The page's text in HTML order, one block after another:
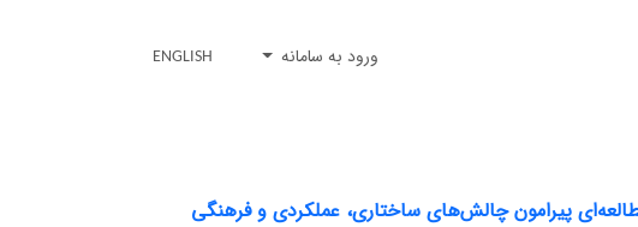
ورود به سامانه ENGLISH
پیرامون چالش‌های ساختاری، عملکردی و فرهنگی